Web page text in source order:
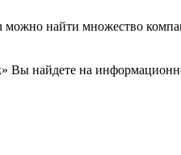
найти множество
найдете на